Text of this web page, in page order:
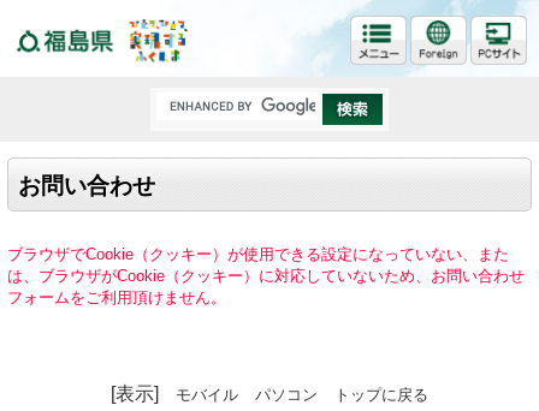
お問い合わせ
ブラウザでCookie（クッキー）が使用できる設定になっていない、また
は、ブラウザがCookie（クッキー）に対応していないため、お問い合わせ
フォームをご利用頂けません。
[表示] モバイル パソコン トップに戻る